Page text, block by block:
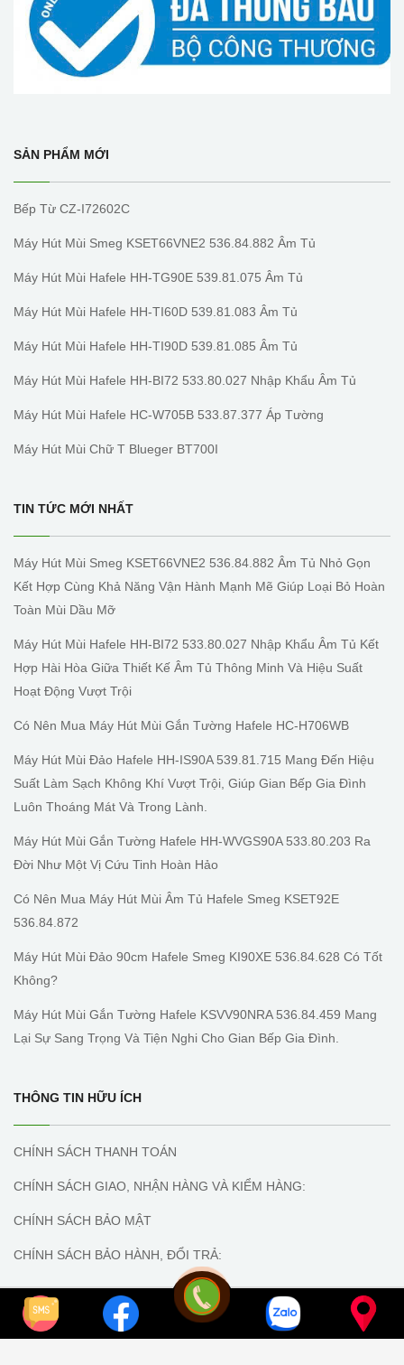
SẢN PHẨM MỚI
Bếp Từ CZ-I72602C
Máy Hút Mùi Smeg KSET66VNE2 536.84.882 Âm Tủ
Máy Hút Mùi Hafele HH-TG90E 539.81.075 Âm Tủ
Máy Hút Mùi Hafele HH-TI60D 539.81.083 Âm Tủ
Máy Hút Mùi Hafele HH-TI90D 539.81.085 Âm Tủ
Máy Hút Mùi Hafele HH-BI72 533.80.027 Nhập Khẩu Âm Tủ
Máy Hút Mùi Hafele HC-W705B 533.87.377 Áp Tường
Máy Hút Mùi Chữ T Blueger BT700I
TIN TỨC MỚI NHẤT
Máy Hút Mùi Smeg KSET66VNE2 536.84.882 Âm Tủ Nhỏ Gọn
Kết Hợp Cùng Khả Năng Vận Hành Mạnh Mẽ Giúp Loại Bỏ Hoàn
Toàn Mùi Dầu Mỡ
Máy Hút Mùi Hafele HH-BI72 533.80.027 Nhập Khẩu Âm Tủ Kết
Hợp Hài Hòa Giữa Thiết Kế Âm Tủ Thông Minh Và Hiệu Suất
Hoạt Động Vượt Trội
Có Nên Mua Máy Hút Mùi Gắn Tường Hafele HC-H706WB
Máy Hút Mùi Đảo Hafele HH-IS90A 539.81.715 Mang Đến Hiệu
Suất Làm Sạch Không Khí Vượt Trội, Giúp Gian Bếp Gia Đình
Luôn Thoáng Mát Và Trong Lành.
Máy Hút Mùi Gắn Tường Hafele HH-WVGS90A 533.80.203 Ra
Đời Như Một Vị Cứu Tinh Hoàn Hảo
Có Nên Mua Máy Hút Mùi Âm Tủ Hafele Smeg KSET92E
536.84.872
Máy Hút Mùi Đảo 90cm Hafele Smeg KI90XE 536.84.628 Có Tốt
Không?
Máy Hút Mùi Gắn Tường Hafele KSVV90NRA 536.84.459 Mang
Lại Sự Sang Trọng Và Tiện Nghi Cho Gian Bếp Gia Đình.
THÔNG TIN HỮU ÍCH
CHÍNH SÁCH THANH TOÁN
CHÍNH SÁCH GIAO, NHẬN HÀNG VÀ KIỂM HÀNG:
CHÍNH SÁCH BẢO MẬT
CHÍNH SÁCH BẢO HÀNH, ĐỔI TRẢ:
Copyright © 2024 | Bếp Hoàng Long